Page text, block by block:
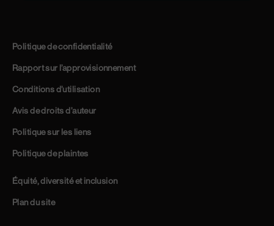
Politique de confidentialité
Rapport sur l’approvisionnement
Conditions d’utilisation
Avis de droits d’auteur
Politique sur les liens
Politique de plaintes
Équité, diversité et inclusion
Plan du site